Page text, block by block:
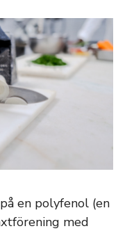
en polyfenol (en
med